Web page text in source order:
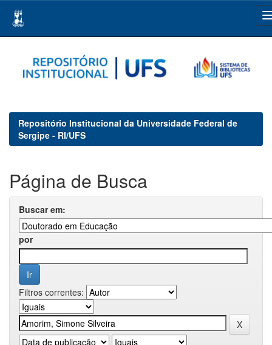
navigation
Repositório Institucional da Universidade Federal de
Sergipe - RI/UFS
Página de Busca
Buscar em:
por
Filtros correntes: